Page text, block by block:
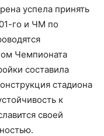
успела принять
го и ЧМ по
Чемпионата
составила
стадиона
к
своей